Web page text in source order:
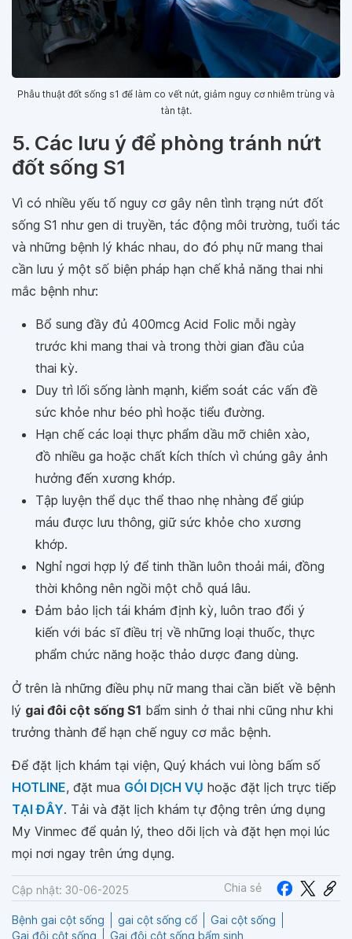
Phẫu thuật đốt sống s1 để làm co vết nứt, giảm nguy cơ nhiễm trùng và
tàn tật.
5. Các lưu ý để phòng tránh nứt
đốt sống S1
Vì có nhiều yếu tố nguy cơ gây nên tình trạng nứt đốt
sống S1 như gen di truyền, tác động môi trường, tuổi tác
và những bệnh lý khác nhau, do đó phụ nữ mang thai
cần lưu ý một số biện pháp hạn chế khả năng thai nhi
mắc bệnh như:
Bổ sung đầy đủ 400mcg Acid Folic mỗi ngày
trước khi mang thai và trong thời gian đầu của
thai kỳ.
Duy trì lối sống lành mạnh, kiểm soát các vấn đề
sức khỏe như béo phì hoặc tiểu đường.
Hạn chế các loại thực phẩm dầu mỡ chiên xào,
đồ nhiều ga hoặc chất kích thích vì chúng gây ảnh
hưởng đến xương khớp.
Tập luyện thể dục thể thao nhẹ nhàng để giúp
máu được lưu thông, giữ sức khỏe cho xương
khớp.
Nghỉ ngơi hợp lý để tinh thần luôn thoải mái, đồng
thời không nên ngồi một chỗ quá lâu.
Đảm bảo lịch tái khám định kỳ, luôn trao đổi ý
kiến với bác sĩ điều trị về những loại thuốc, thực
phẩm chức năng hoặc thảo dược đang dùng.
Ở trên là những điều phụ nữ mang thai cần biết về bệnh
lý gai đôi cột sống S1 bẩm sinh ở thai nhi cũng như khi
trưởng thành để hạn chế nguy cơ mắc bệnh.
Để đặt lịch khám tại viện, Quý khách vui lòng bấm số
HOTLINE, đặt mua GÓI DỊCH VỤ hoặc đặt lịch trực tiếp
TẠI ĐÂY. Tải và đặt lịch khám tự động trên ứng dụng
My Vinmec để quản lý, theo dõi lịch và đặt hẹn mọi lúc
mọi nơi ngay trên ứng dụng.
Cập nhật: 30-06-2025 Chia sẻ
Bệnh gai cột sống gai cột sống cổ
Gai cột sống
Gai đôi cột sống
Gai đôi cột sống bẩm sinh